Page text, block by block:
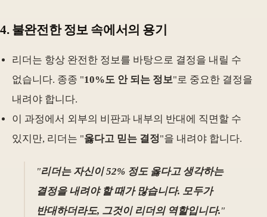
4. 불완전한 정보 속에서의 용기
리더는 항상 완전한 정보를 바탕으로 결정을 내릴 수
없습니다. 종종 "10%도 안 되는 정보"로 중요한 결정을
내려야 합니다.
이 과정에서 외부의 비판과 내부의 반대에 직면할 수
있지만, 리더는 "옳다고 믿는 결정"을 내려야 합니다.
"리더는 자신이 52% 정도 옳다고 생각하는
결정을 내려야 할 때가 많습니다. 모두가
반대하더라도, 그것이 리더의 역할입니다."